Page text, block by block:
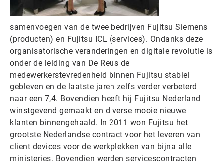
samenvoegen van de twee bedrijven Fujitsu Siemens
(producten) en Fujitsu ICL (services). Ondanks deze
organisatorische veranderingen en digitale revolutie is
onder de leiding van De Reus de
medewerkerstevredenheid binnen Fujitsu stabiel
gebleven en de laatste jaren zelfs verder verbeterd
naar een 7,4. Bovendien heeft hij Fujitsu Nederland
winstgevend gemaakt en diverse mooie nieuwe
klanten binnengehaald. In 2011 won Fujitsu het
grootste Nederlandse contract voor het leveren van
client devices voor de werkplekken van bijna alle
ministeries. Bovendien werden servicescontracten